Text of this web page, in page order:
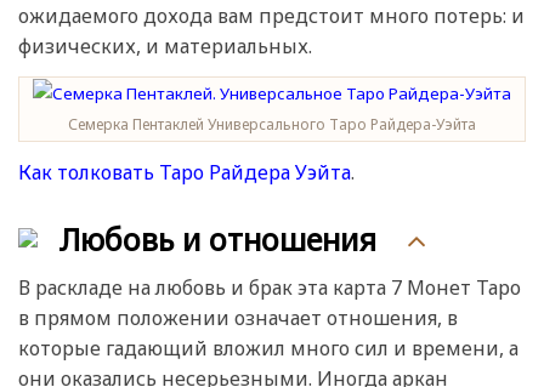
ожидаемого дохода вам предстоит много потерь: и
физических, и материальных.
Семерка Пентаклей Универсального Таро Райдера-Уэйта
Как толковать Таро Райдера Уэйта.
Любовь и отношения
В раскладе на любовь и брак эта карта 7 Монет Таро
в прямом положении означает отношения, в
которые гадающий вложил много сил и времени, а
они оказались несерьезными. Иногда аркан